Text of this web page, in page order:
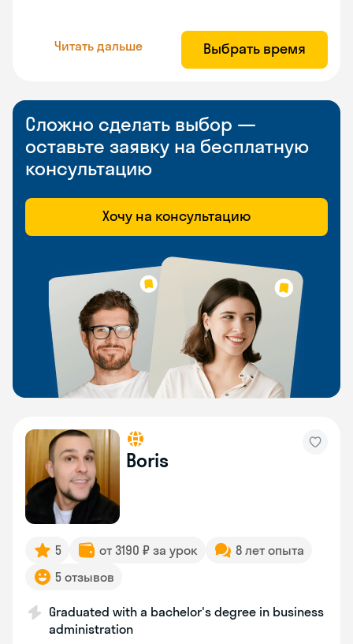
Читать дальше Выбрать время
Сложно сделать выбор —
оставьте заявку на бесплатную
консультацию
Хочу на консультацию
Boris
5 от 3190 ₽ за урок
8 лет опыта
5 отзывов
Graduated with a bachelor's degree in business
administration